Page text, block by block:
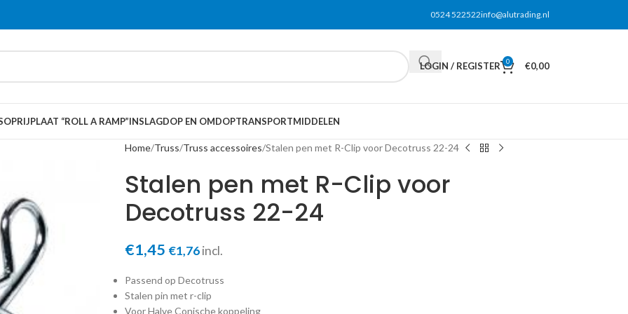
0524 522522info@alutrading.nl
LOGIN / REGISTER 0 €0,00
OPRIJPLAAT “ROLL A RAMP”INSLAGDOP EN OMDOPTRANSPORTMIDDELEN
Home Truss Truss accessoires Stalen pen met R-Clip voor Decotruss 22-24
Stalen pen met R-Clip voor
Decotruss 22-24
€1,45 €1,76incl.
Passend op Decotruss
Stalen pin met r-clip
Voor Halve Conische koppeling